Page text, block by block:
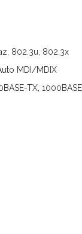
802.3u, 802.3x
MDI/MDIX
TX,